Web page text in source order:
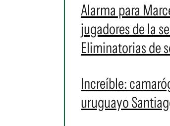
Alarma para
jugadores de la
Eliminatorias de
Increíble:
uruguayo